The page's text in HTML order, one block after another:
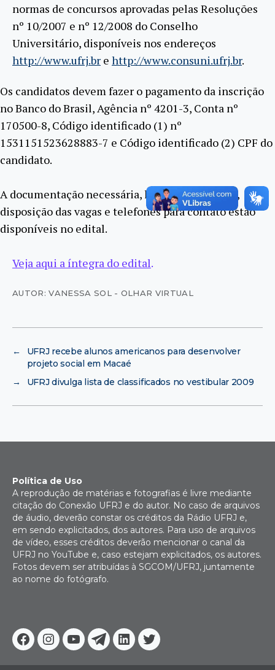
normas de concursos aprovadas pelas Resoluções
nº 10/2007 e nº 12/2008 do Conselho
Universitário, disponíveis nos endereços
http://www.ufrj.br e http://www.consuni.ufrj.br.
Os candidatos devem fazer o pagamento da inscrição
no Banco do Brasil, Agência nº 4201-3, Conta nº
170500-8, Código identificado (1) nº
1531151523628883-7 e Código identificado (2) CPF do
candidato.
A documentação necessária, locais de inscrição,
disposição das vagas e telefones para contato estão
disponíveis no edital.
Veja aqui a íntegra do edital.
AUTOR: VANESSA SOL - OLHAR VIRTUAL
←
UFRJ recebe alunos americanos para desenvolver
projeto social em Macaé
→
UFRJ divulga lista de classificados no vestibular 2009
Facebook
Instagram
YoutubeTelegram
Linkedin
Twitter
Política de Uso
A reprodução de matérias e fotografias é livre mediante
citação do Conexão UFRJ e do autor. No caso de arquivos
de áudio, deverão constar os créditos da Rádio UFRJ e,
em sendo explicitados, dos autores. Para uso de arquivos
de vídeo, esses créditos deverão mencionar o canal da
UFRJ no YouTube e, caso estejam explicitados, os autores.
Fotos devem ser atribuídas à SGCOM/UFRJ, juntamente
ao nome do fotógrafo.